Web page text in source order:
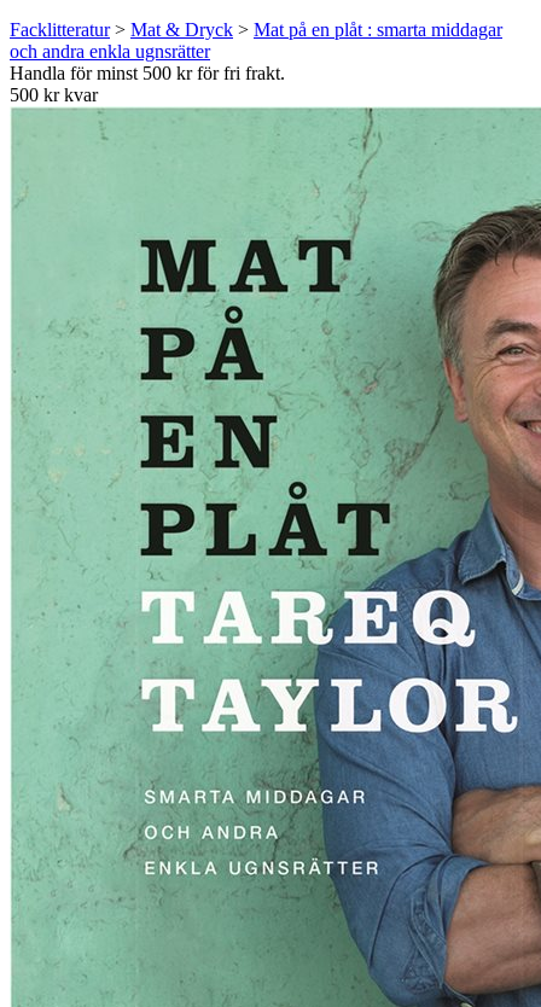
Facklitteratur> Mat & Dryck > Mat på en plåt : smarta middagar
och andra enkla ugnsrätter
Handla för minst 500 kr för fri frakt.
500 kr kvar